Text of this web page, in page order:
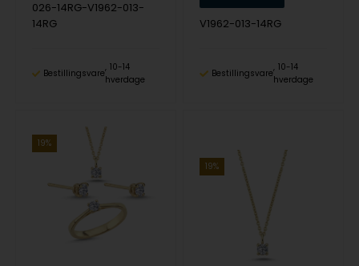
026-14RG-V1962-013-
14RG
Bestillingsvare
10-14
hverdage
V1962-013-14RG
Bestillingsvare
10-14
hverdage
19%
19%